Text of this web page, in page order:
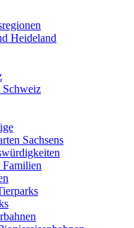
Heideland
Schweiz
Sachsens